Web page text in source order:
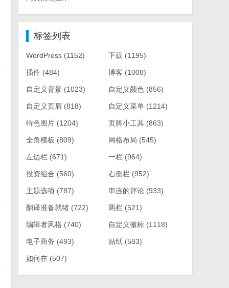
标签列表
WordPress(1152) 下载 (1195)
插件(484) 博客 (1008)
自定义背景(1023) 自定义颜色 (856)
自定义页眉(818) 自定义菜单 (1214)
特色图片(1204) 页脚小工具 (863)
全角模板 (809) 网格布局 (545)
左边栏(671) 一栏 (964)
投资组合 (560) 右侧栏 (952)
主题选项 (787) 串连的评论 (933)
翻译准备就绪(722) 两栏 (521)
编辑者风格 (740) 自定义徽标 (1118)
电子商务 (493) 贴纸 (583)
如何在(507)